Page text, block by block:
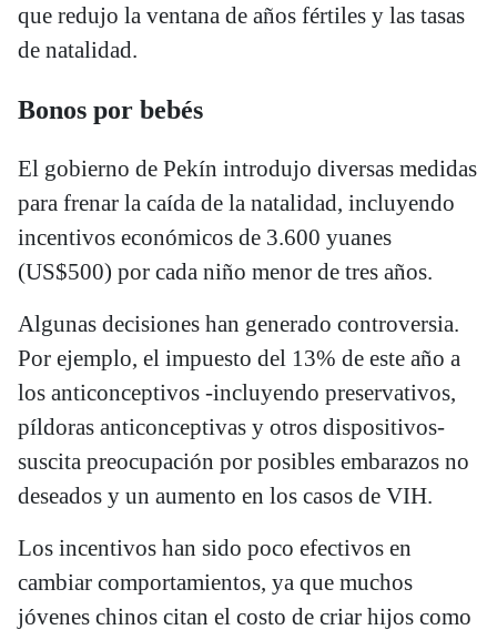
que redujo la ventana de años fértiles y las tasas
de natalidad.
Bonos por bebés
El gobierno de Pekín introdujo diversas medidas
para frenar la caída de la natalidad, incluyendo
incentivos económicos de 3.600 yuanes
(US$500) por cada niño menor de tres años.
Algunas decisiones han generado controversia.
Por ejemplo, el impuesto del 13% de este año a
los anticonceptivos -incluyendo preservativos,
píldoras anticonceptivas y otros dispositivos-
suscita preocupación por posibles embarazos no
deseados y un aumento en los casos de VIH.
Los incentivos han sido poco efectivos en
cambiar comportamientos, ya que muchos
jóvenes chinos citan el costo de criar hijos como